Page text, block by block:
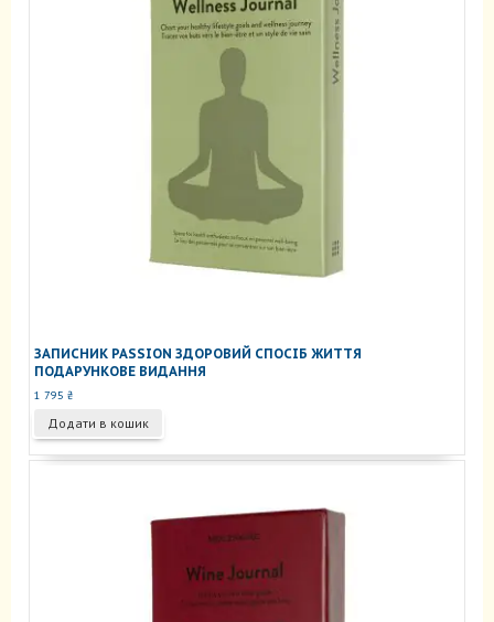
ЗАПИСНИК PASSION ЗДОРОВИЙ СПОСІБ ЖИТТЯ
ПОДАРУНКОВЕ ВИДАННЯ
1 795 ₴
Додати в кошик